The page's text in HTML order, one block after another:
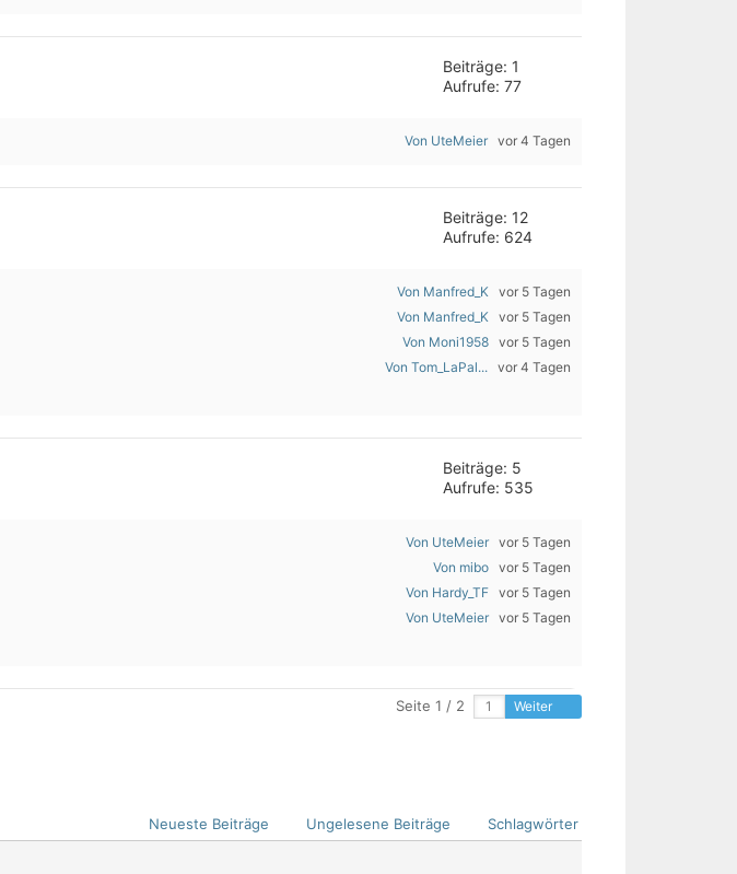
Beiträge: 1
Aufrufe: 77
Von UteMeier vor 4 Tagen
Beiträge: 12
Aufrufe: 624
Von Manfred_K vor 5 Tagen
Von Manfred_K vor 5 Tagen
Von Moni1958 vor 5 Tagen
Von Tom_LaPal... vor 4 Tagen
Beiträge: 5
Aufrufe: 535
Von UteMeier vor 5 Tagen
Von mibo vor 5 Tagen
Von Hardy_TF vor 5 Tagen
Von UteMeier vor 5 Tagen
Seite 1 / 2 Weiter
Neueste Beiträge Ungelesene Beiträge Schlagwörter